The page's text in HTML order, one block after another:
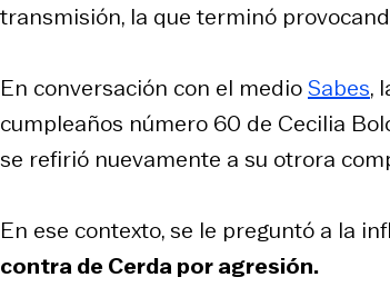
transmisión, la que terminó
En conversación con el medioSabes,
cumpleaños número 60 de Cecilia
se refirió nuevamente a su otrora
En ese contexto, se le preguntó a la
contra de Cerda por agresión.